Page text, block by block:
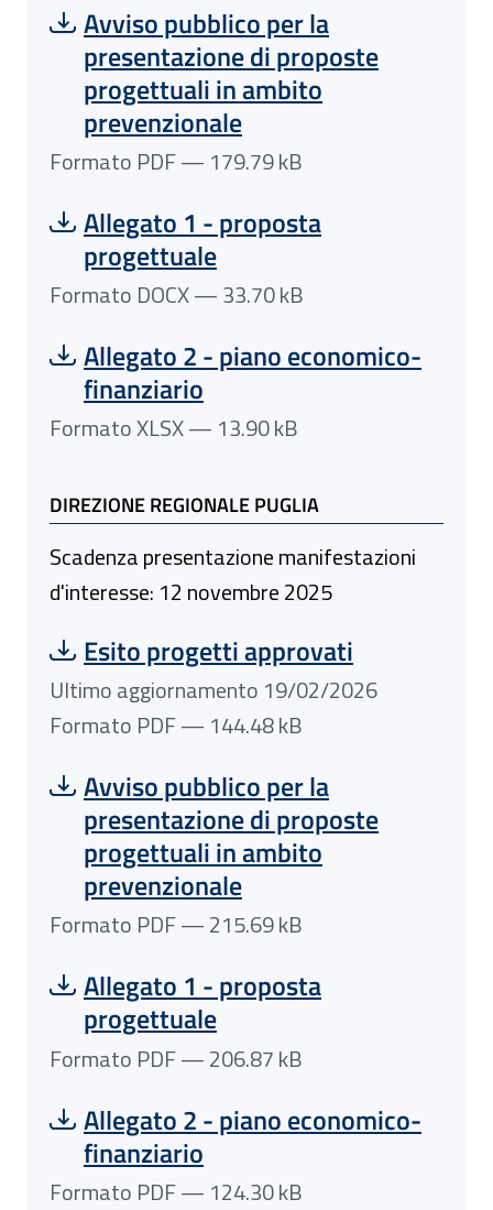
Scarica file:
Avviso pubblico per la
presentazione di proposte
progettuali in ambito
prevenzionale
Formato PDF — Dimensione 179.79 kB
Formato PDF — 179.79 kB
Scarica file:
Allegato 1 - proposta
progettuale
Formato DOCX — Dimensione 33.70 kB
Formato DOCX — 33.70 kB
Scarica file:
Allegato 2 - piano economico-
finanziario
Formato XLSX — Dimensione 13.90 kB
Formato XLSX — 13.90 kB
DIREZIONE REGIONALE PUGLIA
Scadenza presentazione manifestazioni
d'interesse: 12 novembre 2025
Scarica file:
Esito progetti approvati
Formato PDF — Dimensione 144.48 kB
Ultimo aggiornamento 19/02/2026
Formato PDF — 144.48 kB
Scarica file:
Avviso pubblico per la
presentazione di proposte
progettuali in ambito
prevenzionale
Formato PDF — Dimensione 215.69 kB
Formato PDF — 215.69 kB
Scarica file:
Allegato 1 - proposta
progettuale
Formato PDF — Dimensione 206.87 kB
Formato PDF — 206.87 kB
Scarica file:
Allegato 2 - piano economico-
finanziario
Formato PDF — Dimensione 124.30 kB
Formato PDF — 124.30 kB